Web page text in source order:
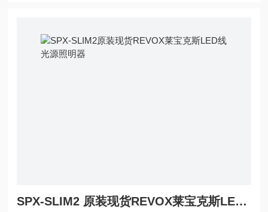
SPX-SLIM2 原装现货REVOX莱宝克斯LED线光源照明器